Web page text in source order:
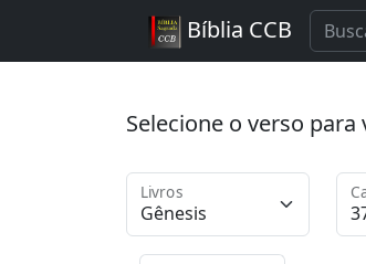
Bíblia CCB
Selecione o verso
Livros